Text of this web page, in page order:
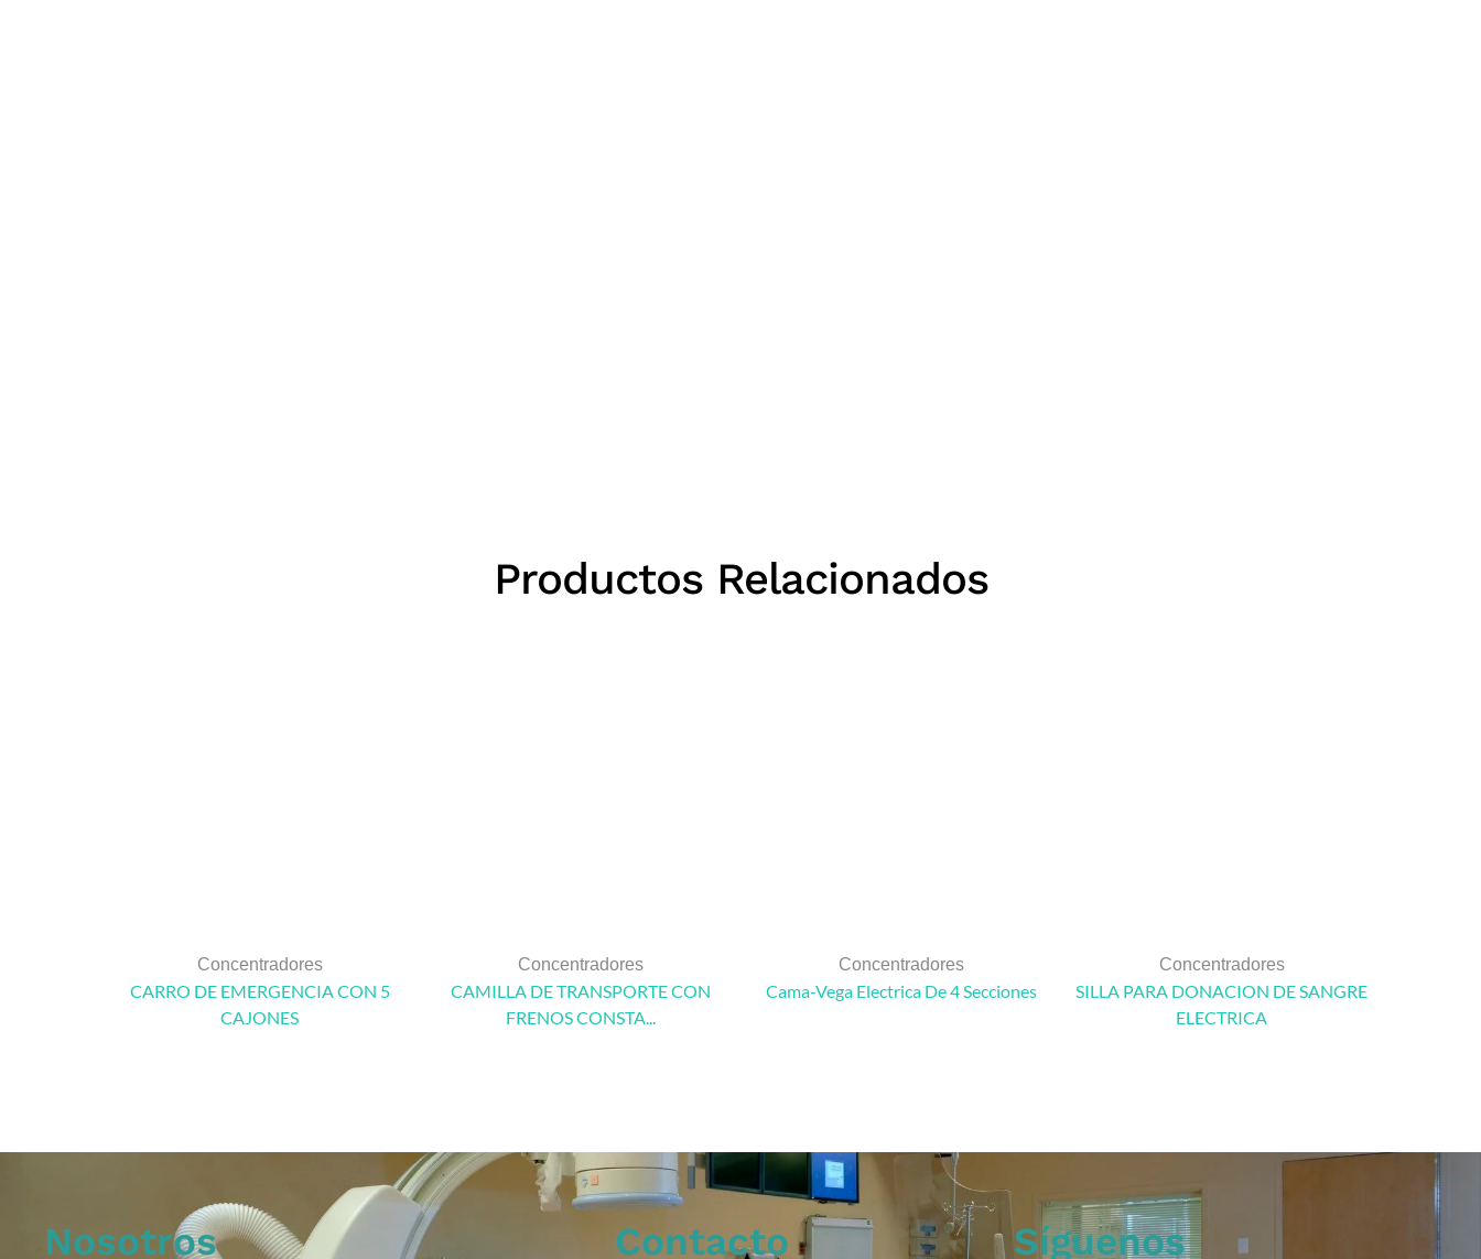
Productos Relacionados
Concentradores
CARRO DE EMERGENCIA CON 5
CAJONES
Concentradores
CAMILLA DE TRANSPORTE CON
FRENOS CONSTA...
Concentradores
Cama-Vega Electrica De 4 Secciones
Concentradores
SILLA PARA DONACION DE SANGRE
ELECTRICA
Nosotros Contacto Síguenos